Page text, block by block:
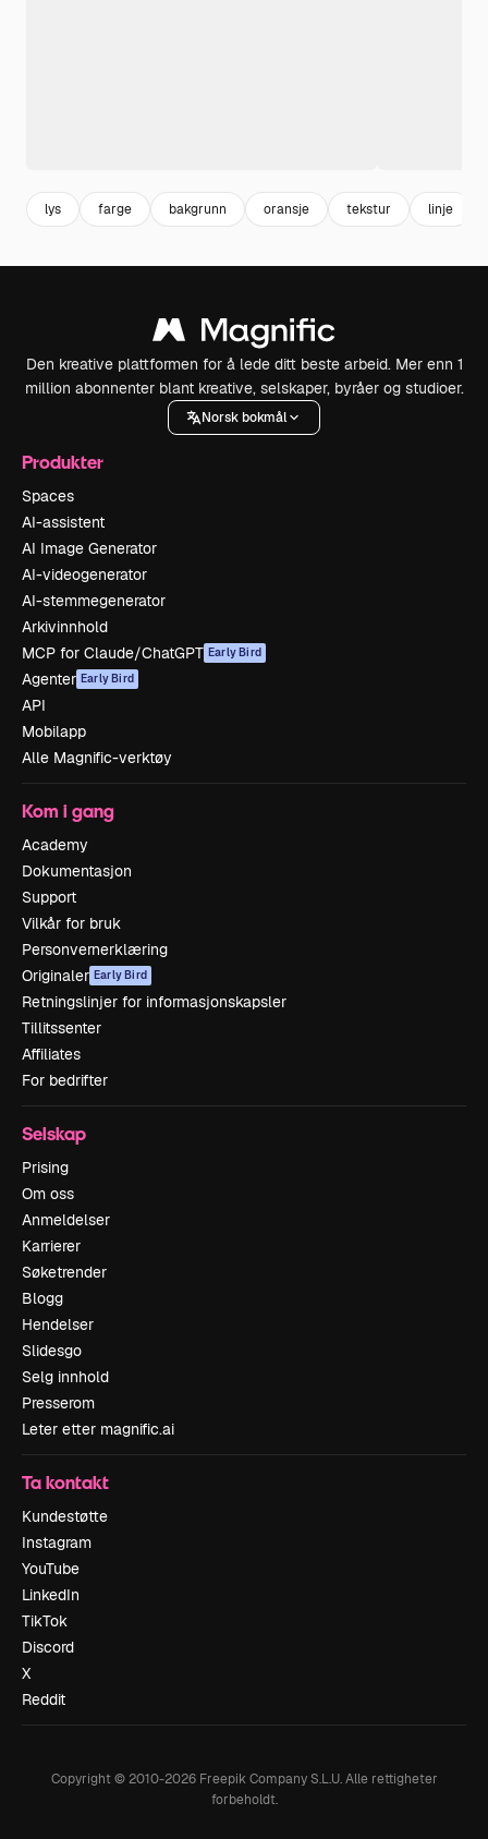
lys farge bakgrunn oransje tekstur linje
Den kreative plattformen for å lede ditt beste arbeid. Mer enn 1
million abonnenter blant kreative, selskaper, byråer og studioer.
Norsk bokmål
Produkter
Spaces
AI-assistent
AI Image Generator
AI-videogenerator
AI-stemmegenerator
Arkivinnhold
MCP for Claude/ChatGPT Early Bird
Agenter Early Bird
API
Mobilapp
Alle Magnific-verktøy
Kom i gang
Academy
Dokumentasjon
Support
Vilkår for bruk
Personvernerklæring
Originaler Early Bird
Retningslinjer for informasjonskapsler
Tillitssenter
Affiliates
For bedrifter
Selskap
Prising
Om oss
Anmeldelser
Karrierer
Søketrender
Blogg
Hendelser
Slidesgo
Selg innhold
Presserom
Leter etter magnific.ai
Ta kontakt
Kundestøtte
Instagram
YouTube
LinkedIn
TikTok
Discord
X
Reddit
Copyright © 2010-2026Freepik Company S.L.U. Alle rettigheter
forbeholdt.